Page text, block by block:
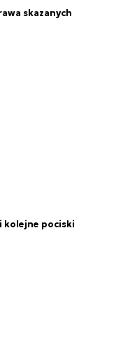
skazanych
kolejne pociski